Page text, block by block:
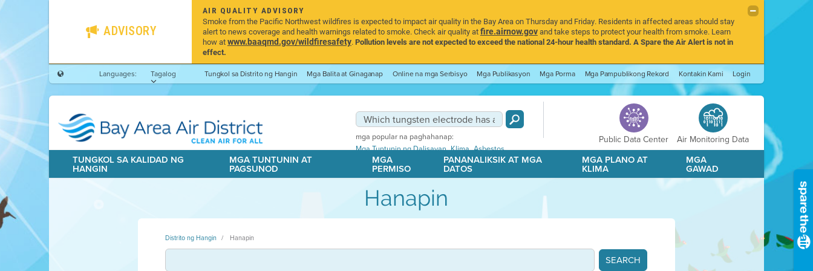
ADVISORY
AIR QUALITY ADVISORY
Smoke from the Pacific Northwest wildfires is expected to impact air quality in the Bay Area on Thursday and Friday. Residents in affected areas should stay
alert to news coverage and health warnings related to smoke. Check air quality atfire.airnow.govand take steps to protect your health from smoke. Learn
how atwww.baaqmd.gov/wildfiresafety.Pollution levels are not expected to exceed the national 24-hour health standard. A Spare the Air Alert is not in
effect.
Languages:
Tagalog Tungkol sa Distrito ng Hangin Mga Balita at Ginaganap Online na mga Serbisyo Mga Publikasyon Mga Porma Mga Pampublikong Rekord Kontakin Kami Login
mga popular na paghahanap:
Mga Tuntunin ng Dalisayan,Klima,Asbestos
Public Data Center Air Monitoring Data
TUNGKOL SA KALIDAD NG
HANGIN
MGA TUNTUNIN AT
PAGSUNOD
MGA
PERMISO
PANANALIKSIK AT MGA
DATOS
MGA PLANO AT
KLIMA
MGA
GAWAD
Hanapin
Distrito ng Hangin Hanapin